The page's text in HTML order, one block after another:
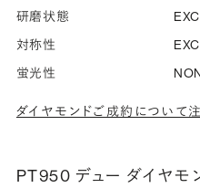
研磨状態
対称性
蛍光性
ダイヤモンドご成約について
PT950 デュー ダイヤモ